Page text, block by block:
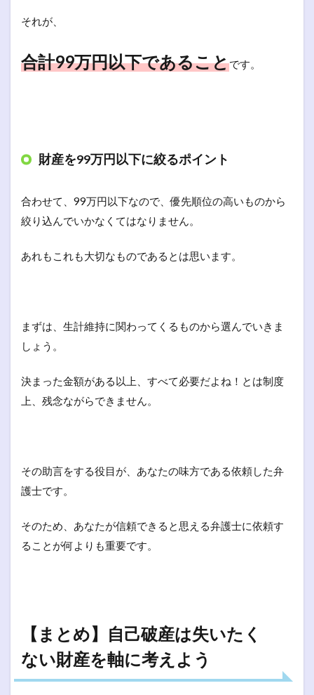
それが、
合計99万円以下であることです。
財産を99万円以下に絞るポイント
合わせて、99万円以下なので、優先順位の高いものから
絞り込んでいかなくてはなりません。
あれもこれも大切なものであるとは思います。
まずは、生計維持に関わってくるものから選んでいきま
しょう。
決まった金額がある以上、すべて必要だよね！とは制度
上、残念ながらできません。
その助言をする役目が、あなたの味方である依頼した弁
護士です。
そのため、あなたが信頼できると思える弁護士に依頼す
ることが何よりも重要です。
【まとめ】自己破産は失いたく
ない財産を軸に考えよう